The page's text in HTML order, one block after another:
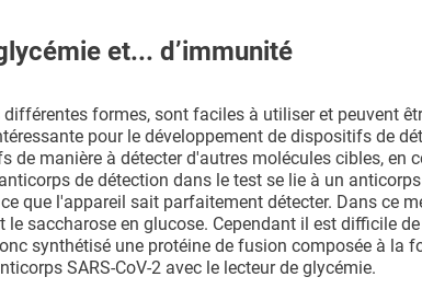
et... d’immunité
formes, sont faciles à utiliser et peuvent
pour le développement de dispositifs de
de manière à détecter d'autres molécules cibles, en
de détection dans le test se lie à un
que l'appareil sait parfaitement détecter. Dans ce
le saccharose en glucose. Cependant il est difficile
synthétisé une protéine de fusion composée à la
SARS-CoV-2 avec le lecteur de glycémie.